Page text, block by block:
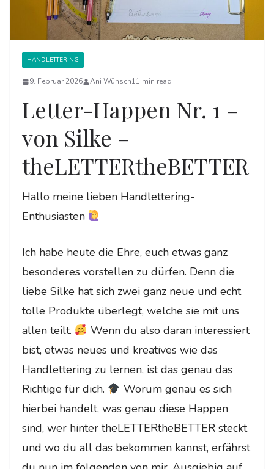
HANDLETTERING
9. Februar 2026 Ani Wünsch11 min read
Letter-Happen Nr. 1 –
von Silke –
theLETTERtheBETTER
Hallo meine lieben Handlettering-
Enthusiasten
Ich habe heute die Ehre, euch etwas ganz
besonderes vorstellen zu dürfen. Denn die
liebe Silke hat sich zwei ganz neue und echt
tolle Produkte überlegt, welche sie mit uns
allen teilt.
Wenn du also daran interessiert
bist, etwas neues und kreatives wie das
Handlettering zu lernen, ist das genau das
Richtige für dich.
Worum genau es sich
hierbei handelt, was genau diese Happen
sind, wer hinter theLETTERtheBETTER steckt
und wo du all das bekommen kannst, erfährst